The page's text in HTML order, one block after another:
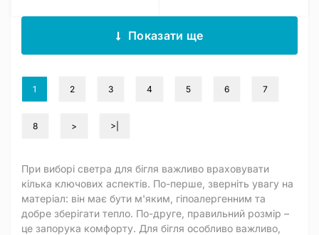
Показати ще
1 2 3 4 5 6 7
8 > >|
При виборі светра для бігля важливо враховувати
кілька ключових аспектів. По-перше, зверніть увагу на
матеріал: він має бути м'яким, гіпоалергенним та
добре зберігати тепло. По-друге, правильний розмір –
це запорука комфорту. Для бігля особливо важливо,